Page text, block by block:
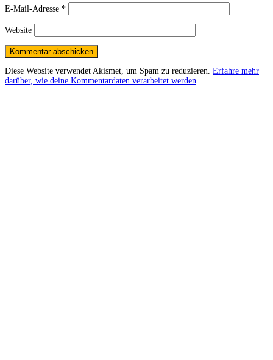
E-Mail-Adresse *
Website
Diese Website verwendet Akismet, um Spam zu reduzieren. Erfahre mehr
darüber, wie deine Kommentardaten verarbeitet werden